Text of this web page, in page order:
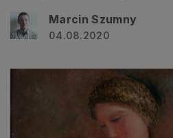
Marcin Szumny
04.08.2020